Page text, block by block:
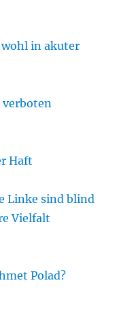
in akuter
Haft
Linke sind blind
Vielfalt
Polad?